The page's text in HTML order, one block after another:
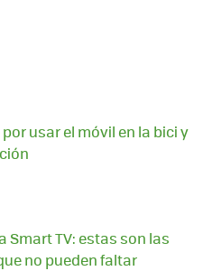
usar el móvil en la bici y
Smart TV: estas son las
no pueden faltar